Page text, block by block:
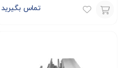
تماس بگیرید